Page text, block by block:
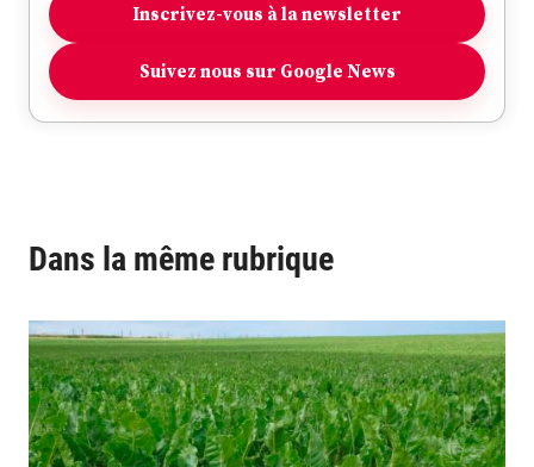
Inscrivez-vous à la newsletter
Suivez nous sur Google News
Dans la même rubrique